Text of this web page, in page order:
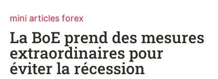
mini articles forex
La BoE prend des mesures
extraordinaires pour
éviter la récession